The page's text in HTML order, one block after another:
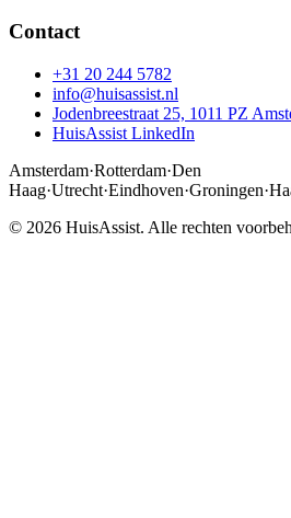
Contact
+31 20 244 5782
info@huisassist.nl
Jodenbreestraat 25, 1011 PZ
HuisAssist LinkedIn
Amsterdam·Rotterdam·Den
Haag·Utrecht·Eindhoven·Groningen·
© 2026 HuisAssist. Alle rechten